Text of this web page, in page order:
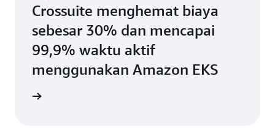
Crossuite menghemat biaya
sebesar 30% dan mencapai
99,9% waktu aktif
menggunakan Amazon EKS